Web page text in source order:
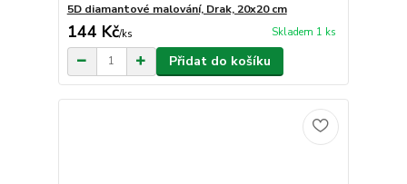
5D diamantové malování, Drak, 20x20 cm
144 Kč/ks Skladem 1 ks
Přidat do košíku